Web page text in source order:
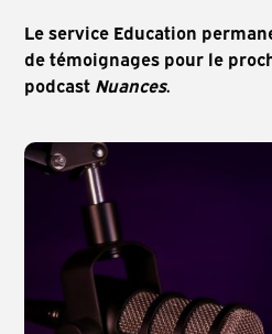
Le service Education
de témoignages pour le
podcast Nuances.